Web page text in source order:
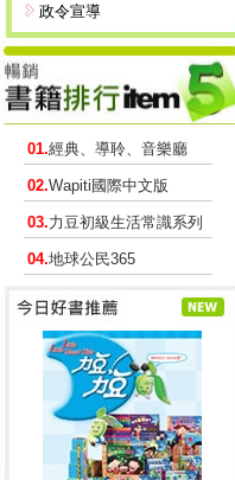
政令宣導
01.經典、導聆、音樂廳
02.Wapiti國際中文版
03.力豆初級生活常識系列
04.地球公民365